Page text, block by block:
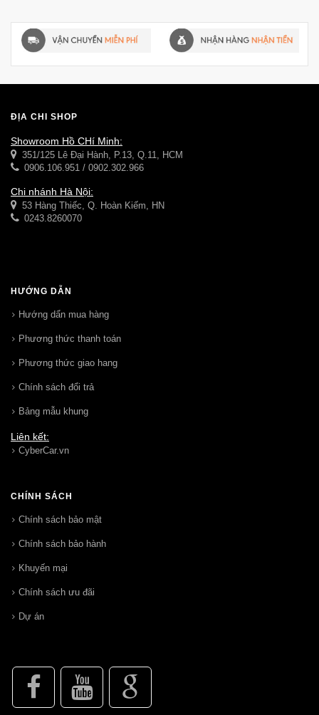
ĐỊA CHỈ SHOP
Showroom Hồ CHí Minh:
351/125 Lê Đại Hành, P.13, Q.11, HCM
0906.106.951 / 0902.302.966
Chi nhánh Hà Nội:
53 Hàng Thiếc, Q. Hoàn Kiếm, HN
0243.8260070
HƯỚNG DẪN
Hướng dẩn mua hàng
Phương thức thanh toán
Phương thức giao hang
Chính sách đổi trả
Bảng mẫu khung
Liên kết:
CyberCar.vn
CHÍNH SÁCH
Chính sách bảo mật
Chính sách bảo hành
Khuyến mại
Chính sách ưu đãi
Dự án